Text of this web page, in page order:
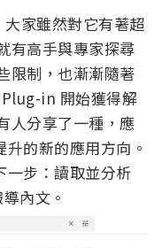
家雖然對它有著超
有高手與專家探尋
限制，也漸漸隨著
in 開始獲得解
人分享了一種，應
的新的應用方向。
一步：讀取並分析
內文。